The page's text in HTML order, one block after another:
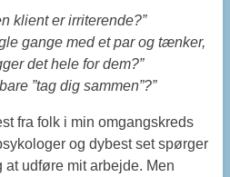
klient er irriterende?”
gange med et par og tænker,
det hele for dem?”
”tag dig sammen”?”
fra folk i min omgangskreds
og dybest set spørger
at udføre mit arbejde. Men